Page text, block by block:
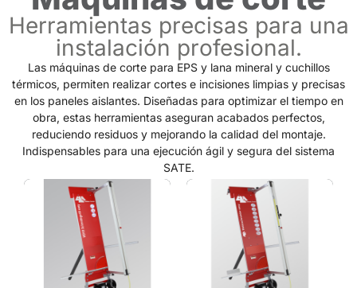
Herramientas precisas para una
instalación profesional.
Las máquinas de corte para EPS y lana mineral y cuchillos
térmicos, permiten realizar cortes e incisiones limpias y precisas
en los paneles aislantes. Diseñadas para optimizar el tiempo en
obra, estas herramientas aseguran acabados perfectos,
reduciendo residuos y mejorando la calidad del montaje.
Indispensables para una ejecución ágil y segura del sistema
SATE.